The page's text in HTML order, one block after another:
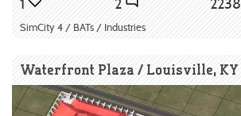
1 2 2238
SimCity 4 / BATs / Industries
Waterfront Plaza / Louisville, KY